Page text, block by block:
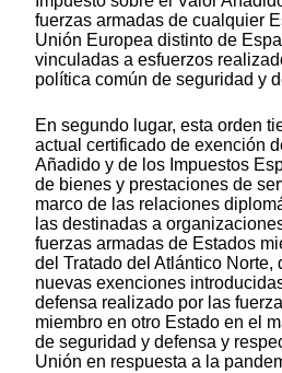
fuerzas armadas de cualquier
Unión Europea distinto de
vinculadas a esfuerzos
política común de seguridad y
En segundo lugar, esta orden
actual certificado de exención
Añadido y de los Impuestos
de bienes y prestaciones de
marco de las relaciones
las destinadas a
fuerzas armadas de Estados
del Tratado del Atlántico Norte,
nuevas exenciones
defensa realizado por las
miembro en otro Estado en el
de seguridad y defensa y
Unión en respuesta a la